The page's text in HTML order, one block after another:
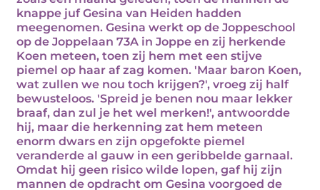
knappe juf Gesina van Heiden hadden
meegenomen. Gesina werkt op de Joppeschool
op de Joppelaan 73A in Joppe en zij herkende
Koen meteen, toen zij hem met een stijve
piemel op haar af zag komen. 'Maar baron Koen,
wat zullen we nou toch krijgen?', vroeg zij half
bewusteloos. 'Spreid je benen nou maar lekker
braaf, dan zul je het wel merken!', antwoordde
hij, maar die herkenning zat hem meteen
enorm dwars en zijn opgefokte piemel
veranderde al gauw in een geribbelde garnaal.
Omdat hij geen risico wilde lopen, gaf hij zijn
mannen de opdracht om Gesina voorgoed de